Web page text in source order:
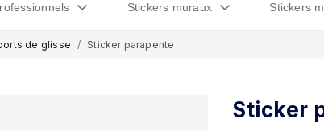
stickers muraux stickers
de glisse Sticker parapente
Sticker